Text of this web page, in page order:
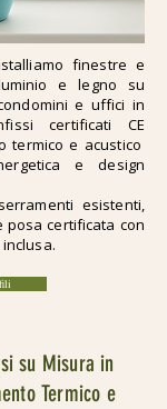
finestre e
e legno su
e uffici in
certificati CE
termico e acustico
e design
esistenti,
posa certificata con
su Misura in
Termico e